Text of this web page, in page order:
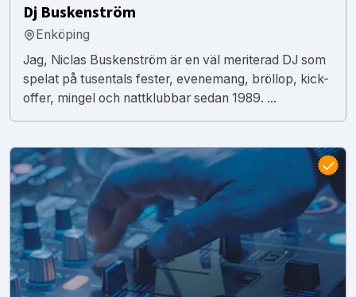
Dj Buskenström
Enköping
Jag, Niclas Buskenström är en väl meriterad DJ som
spelat på tusentals fester, evenemang, bröllop, kick-
offer, mingel och nattklubbar sedan 1989. ...